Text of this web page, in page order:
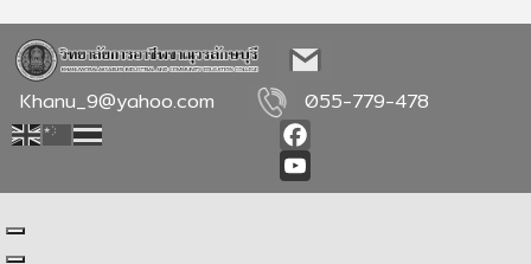
Khanu_9@yahoo.com 055-779-478
Facebook
YouTube